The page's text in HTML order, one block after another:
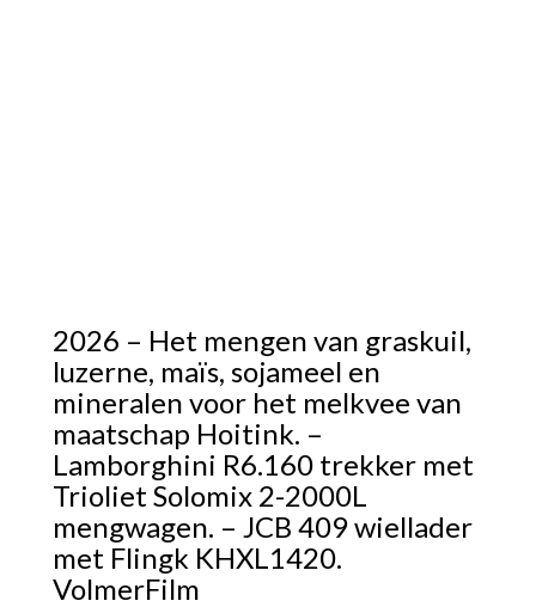
2026 – Het mengen van graskuil,
luzerne, maïs, sojameel en
mineralen voor het melkvee van
maatschap Hoitink. –
Lamborghini R6.160 trekker met
Trioliet Solomix 2-2000L
mengwagen. – JCB 409 wiellader
met Flingk KHXL1420.
VolmerFilm